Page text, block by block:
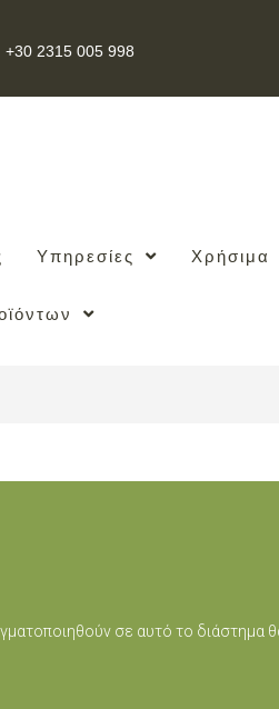
+30 2315 005 998
Υπηρεσίες Χρήσιμα
σε αυτό το διάστημα